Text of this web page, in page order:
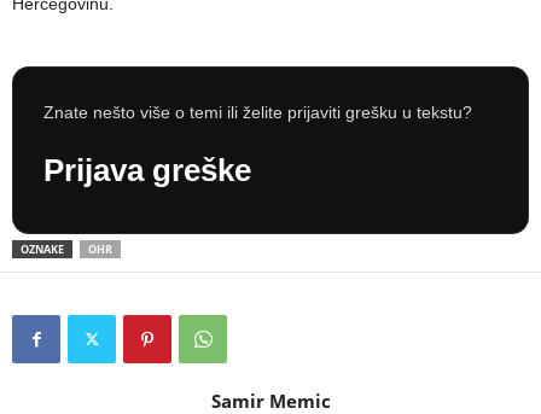
Znate nešto više o temi ili želite prijaviti grešku u tekstu?
Prijava greške
OZNAKE OHR
Samir Memic